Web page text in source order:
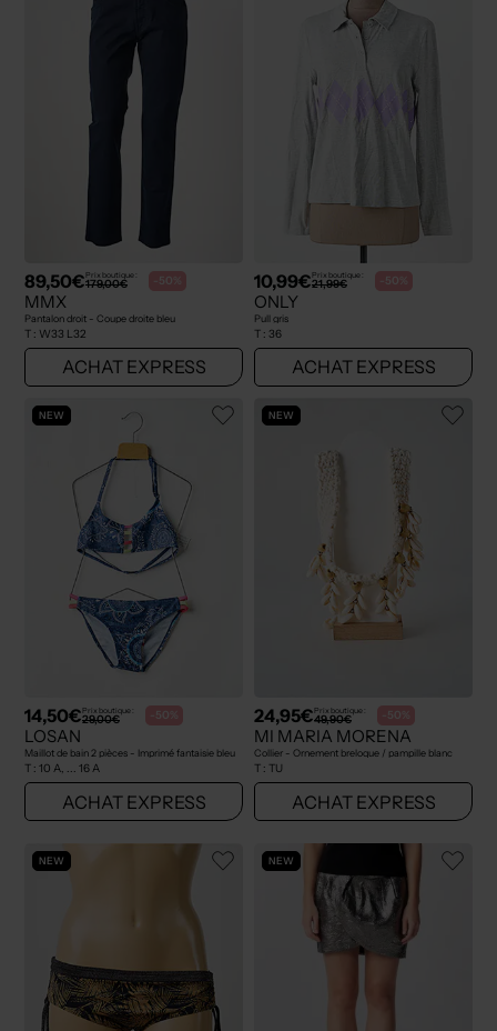
89,50€Prix boutique :
179,00€ -50%
MMX
Pantalon droit - Coupe droite bleu
T : W33 L32
ACHAT EXPRESS
10,99€Prix boutique :
21,99€ -50%
ONLY
Pull gris
T : 36
ACHAT EXPRESS
NEW
14,50€Prix boutique :
29,00€ -50%
LOSAN
Maillot de bain 2 pièces - Imprimé fantaisie bleu
T : 10 A, ... 16 A
ACHAT EXPRESS
NEW
24,95€Prix boutique :
49,90€ -50%
MI MARIA MORENA
Collier - Ornement breloque / pampille blanc
T : TU
ACHAT EXPRESS
NEW NEW